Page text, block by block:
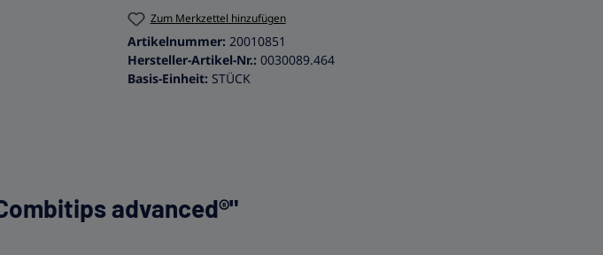
Zum Merkzettel hinzufügen
Artikelnummer:20010851
Hersteller-Artikel-Nr.:0030089.464
Basis-Einheit: STÜCK
advanced®"